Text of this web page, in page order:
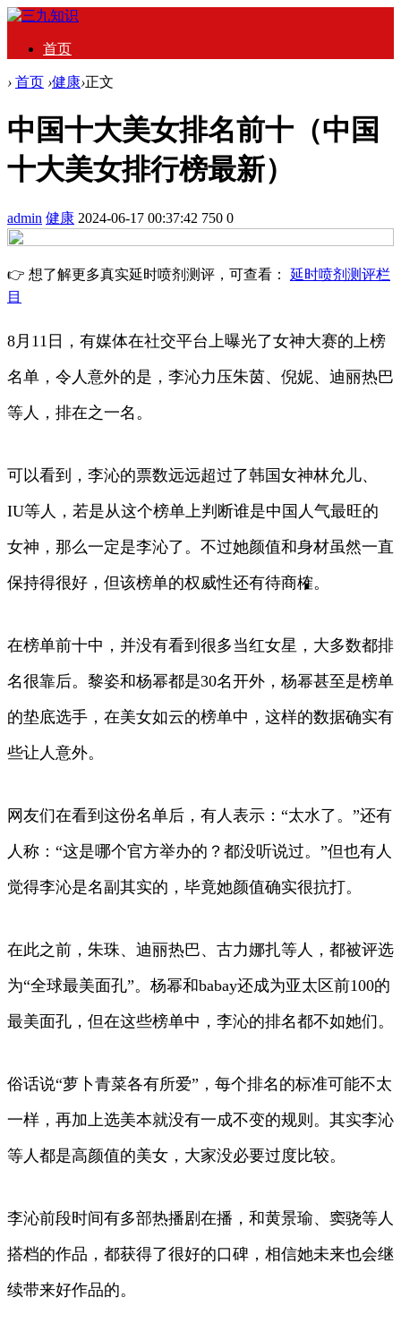
首页
› 首页 ›健康›正文
中国十大美女排名前十（中国
十大美女排行榜最新）
admin 健康 2024-06-17 00:37:42 750 0
👉 想了解更多真实延时喷剂测评，可查看： 延时喷剂测评栏
目
8月11日，有媒体在社交平台上曝光了女神大赛的上榜
名单，令人意外的是，李沁力压朱茵、倪妮、迪丽热巴
等人，排在之一名。
可以看到，李沁的票数远远超过了韩国女神林允儿、
IU等人，若是从这个榜单上判断谁是中国人气最旺的
女神，那么一定是李沁了。不过她颜值和身材虽然一直
保持得很好，但该榜单的权威性还有待商榷。
在榜单前十中，并没有看到很多当红女星，大多数都排
名很靠后。黎姿和杨幂都是30名开外，杨幂甚至是榜单
的垫底选手，在美女如云的榜单中，这样的数据确实有
些让人意外。
网友们在看到这份名单后，有人表示：“太水了。”还有
人称：“这是哪个官方举办的？都没听说过。”但也有人
觉得李沁是名副其实的，毕竟她颜值确实很抗打。
在此之前，朱珠、迪丽热巴、古力娜扎等人，都被评选
为“全球最美面孔”。杨幂和babay还成为亚太区前100的
最美面孔，但在这些榜单中，李沁的排名都不如她们。
俗话说“萝卜青菜各有所爱”，每个排名的标准可能不太
一样，再加上选美本就没有一成不变的规则。其实李沁
等人都是高颜值的美女，大家没必要过度比较。
李沁前段时间有多部热播剧在播，和黄景瑜、窦骁等人
搭档的作品，都获得了很好的口碑，相信她未来也会继
续带来好作品的。